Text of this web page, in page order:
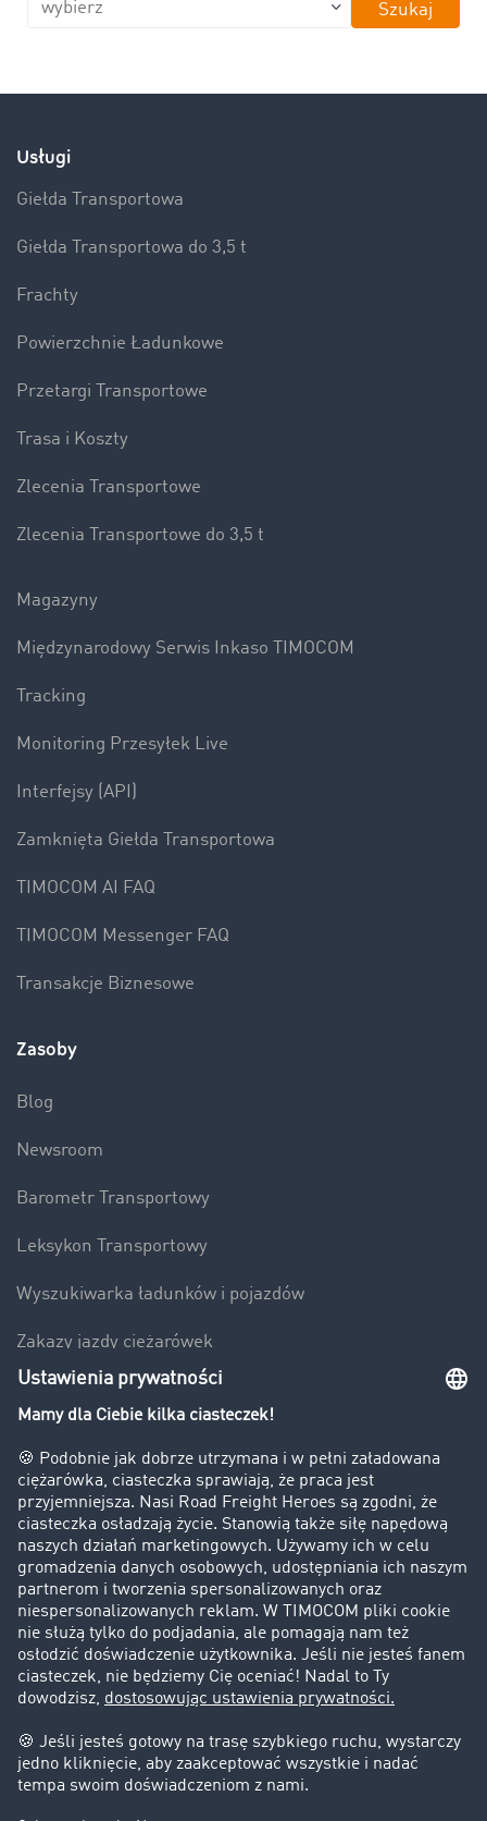
Szukaj
Usługi
Giełda Transportowa
Giełda Transportowa do 3,5 t
Frachty
Powierzchnie Ładunkowe
Przetargi Transportowe
Trasa i Koszty
Zlecenia Transportowe
Zlecenia Transportowe do 3,5 t
Magazyny
Międzynarodowy Serwis Inkaso TIMOCOM
Tracking
Monitoring Przesyłek Live
Interfejsy (API)
Zamknięta Giełda Transportowa
TIMOCOM AI FAQ
TIMOCOM Messenger FAQ
Transakcje Biznesowe
Zasoby
Blog
Newsroom
Barometr Transportowy
Leksykon Transportowy
Wyszukiwarka ładunków i pojazdów
Zakazy jazdy ciężarówek
Bezpieczeństwo
Firma
Historie sukcesu
Klienci pozyskują nowych klientów
Informacje prawne
Impressum
OWU
Ochrona danych
Ustawienia plików cookies